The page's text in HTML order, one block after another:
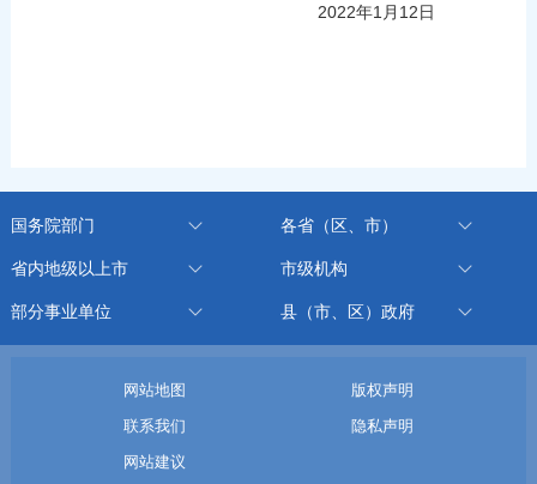
2022年1月12日
国务院部门 各省（区、市）
省内地级以上市 市级机构
部分事业单位 县（市、区）政府
网站地图
版权声明
联系我们
隐私声明
网站建议